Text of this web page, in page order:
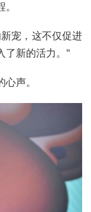
宠，这不仅促进
了新的活力。"
声。